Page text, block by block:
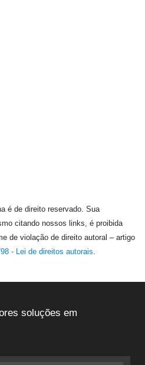
é de direito reservado. Sua
citando nossos links, é proibida
de violação de direito autoral – artigo
- Lei de direitos autorais.
soluções em